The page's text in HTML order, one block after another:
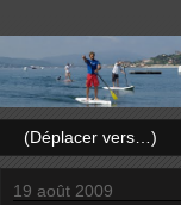
19 août 2009